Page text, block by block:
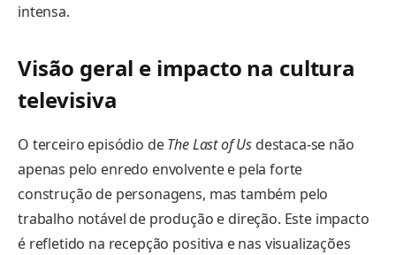
intensa.
Visão geral e impacto na cultura
televisiva
O terceiro episódio deThe Last of Us destaca-se não
apenas pelo enredo envolvente e pela forte
construção de personagens, mas também pelo
trabalho notável de produção e direção. Este impacto
é refletido na recepção positiva e nas visualizações